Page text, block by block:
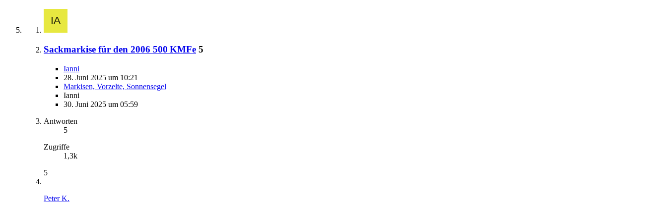
Sackmarkise für den 2006 500 KMFe 5
Ianni
28. Juni 2025 um 10:21
Markisen, Vorzelte, Sonnensegel
Ianni
30. Juni 2025 um 05:59
Antworten
5
Zugriffe
1,3k
5
Peter K.